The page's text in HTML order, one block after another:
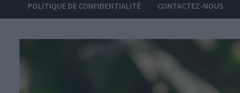
POLITIQUE DE CONFIDENTIALITÉ CONTACTEZ-NOUS